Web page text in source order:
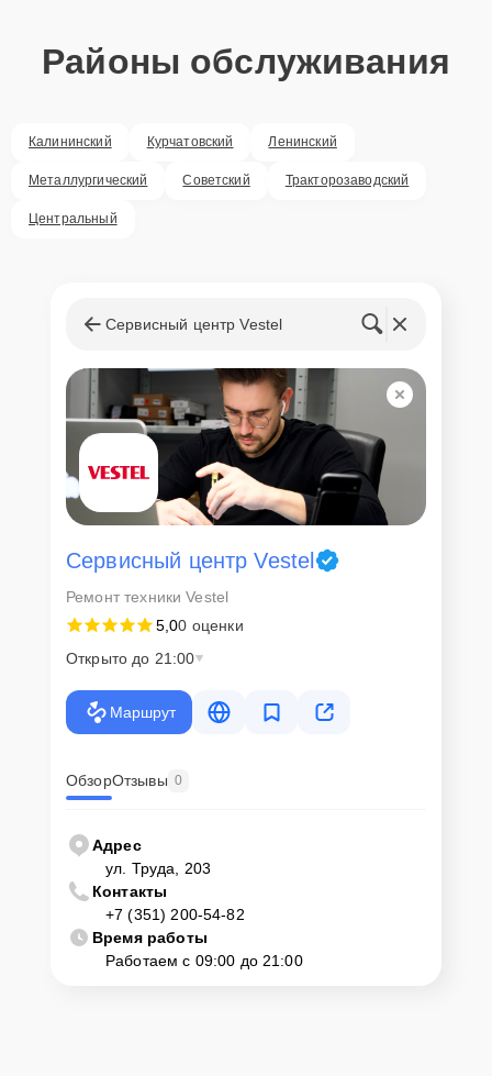
Районы обслуживания
Калининский Курчатовский Ленинский
Металлургический Советский Тракторозаводский
Центральный
Сервисный центр Vestel
Сервисный центр Vestel
Ремонт техники Vestel
5,00 оценки
Открыто до 21:00
Маршрут
ОбзорОтзывы 0
Адрес
ул. Труда, 203
Контакты
+7 (351) 200-54-82
Время работы
Работаем с 09:00 до 21:00